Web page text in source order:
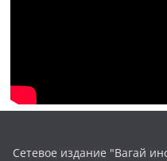
Сетевое издание "Вагай